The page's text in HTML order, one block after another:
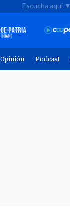
Escucha aquí ▼
Opinión Podcast